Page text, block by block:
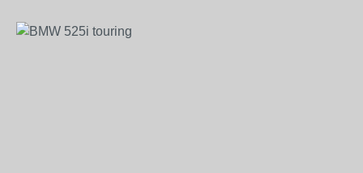
Bildergalerie überspringen